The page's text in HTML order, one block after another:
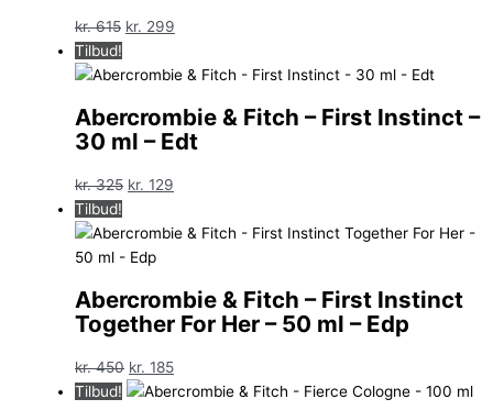
kr.615 Den
pris
kr. 615.
kr. 299
pris
kr. 299.
Tilbud!
Abercrombie & Fitch – First Instinct –
30 ml – Edt
kr.325 Den
pris
var:
kr. 129
pris
Tilbud!
Abercrombie & Fitch – First Instinct
Together For Her – 50 ml – Edp
kr.450 Den
oprindelige
kr. 185Den
aktuelle
Tilbud!